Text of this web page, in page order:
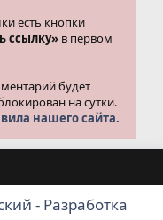
есть кнопки
ссылку» в первом
будет
на сутки.
нашего сайта.
- Разработка